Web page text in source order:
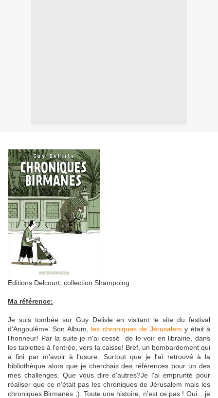
Editions Delcourt, collection Shampoing
Ma référence:
Je suis tombée sur Guy Delisle en visitant le site du festival
d'Angoulême. Son Album, les chroniques de Jérusalem y était à
l'honneur! Par la suite je n'ai cessé de le voir en librairie, dans
les tablettes à l'entrée, vers la caisse! Bref, un bombardement qui
a fini par m'avoir à l'usure. Surtout que je l'ai retrouvé à la
bibliothèque alors que je cherchais des références pour un des
mes challenges. Que vous dire d'autres?Je l'ai emprunté pour
réaliser que ce n'était pas les chroniques de Jérusalem mais les
chroniques Birmanes ;). Toute une histoire, n'est ce pas ! Oui ...je